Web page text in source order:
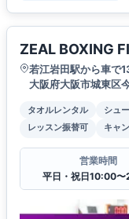
ZEAL BOXING
若江岩田駅から車で
大阪府大阪市城東区
タオルレンタル シュ
レッスン振替可
キャ
営業時間
平日・祝日10:00